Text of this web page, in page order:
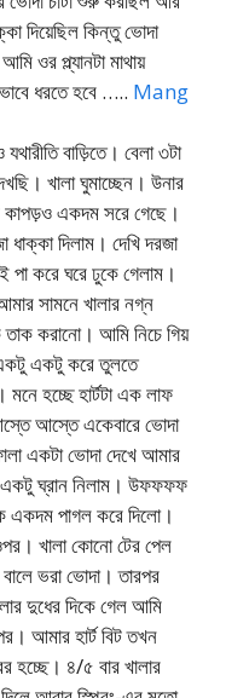
দিয়েছিল কিন্তু ভোদা
ওর প্ল্যানটা মাথায়
ধরতে হবে ….. Mang
বাড়িতে। বেলা ৩টা
খালা ঘুমাচ্ছেন। উনার
একদম সরে গেছে।
দিলাম। দেখি দরজা
করে ঘরে ঢুকে গেলাম।
সামনে খালার নগ্ন
করানো। আমি নিচে গিয়
একটু একটু করে তুলতে
হচ্ছে হার্টটা এক লাফ
আস্তে একেবারে ভোদা
একটা ভোদা দেখে আমার
একটু ঘ্রান নিলাম। উফফফফ
একদম পাগল করে দিলো।
খালা কোনো টের পেল
ভরা ভোদা। তারপর
দুধের দিকে গেল আমি
আমার হার্ট বিট তখন
হচ্ছে। ৪/৫ বার খালার